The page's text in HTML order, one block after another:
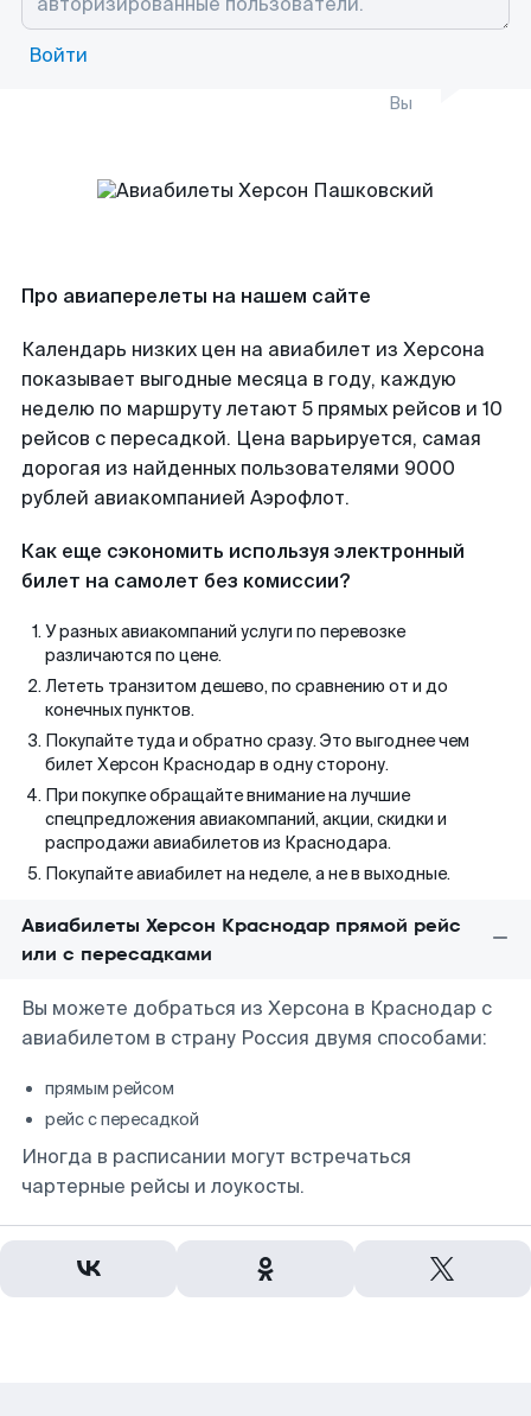
Войти
Вы
Про авиаперелеты на нашем сайте
Календарь низких цен на авиабилет из Херсона
показывает выгодные месяца в году, каждую
неделю по маршруту летают 5 прямых рейсов и 10
рейсов с пересадкой. Цена варьируется, самая
дорогая из найденных пользователями 9000
рублей авиакомпанией Аэрофлот.
Как еще сэкономить используя электронный
билет на самолет без комиссии?
У разных авиакомпаний услуги по перевозке
различаются по цене.
Лететь транзитом дешево, по сравнению от и до
конечных пунктов.
Покупайте туда и обратно сразу. Это выгоднее чем
билет Херсон Краснодар в одну сторону.
При покупке обращайте внимание на лучшие
спецпредложения авиакомпаний, акции, скидки и
распродажи авиабилетов из Краснодара.
Покупайте авиабилет на неделе, а не в выходные.
Авиабилеты Херсон Краснодар прямой рейс
или с пересадками
Вы можете добраться из Херсона в Краснодар с
авиабилетом в страну Россия двумя способами:
прямым рейсом
рейс с пересадкой
Иногда в расписании могут встречаться
чартерные рейсы и лоукосты.